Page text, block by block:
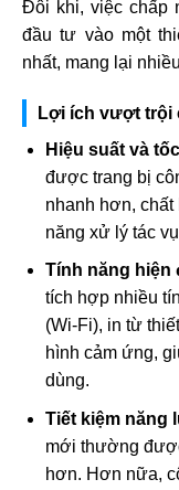
Đôi khi, việc chấp
đầu tư vào một
nhất, mang lại
Lợi ích vượt trội
Hiệu suất và
được trang bị
nhanh hơn,
năng xử lý tác
Tính năng hiện
tích hợp nhiều
(Wi-Fi), in từ
hình cảm ứng,
dùng.
Tiết kiệm năng
mới thường
hơn. Hơn nữa,